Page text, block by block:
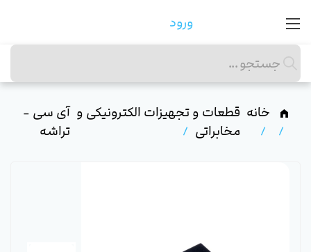
ورود
خانه قطعات و تجهیزات الکترونیکی و
مخابراتی
آی سی -
تراشه